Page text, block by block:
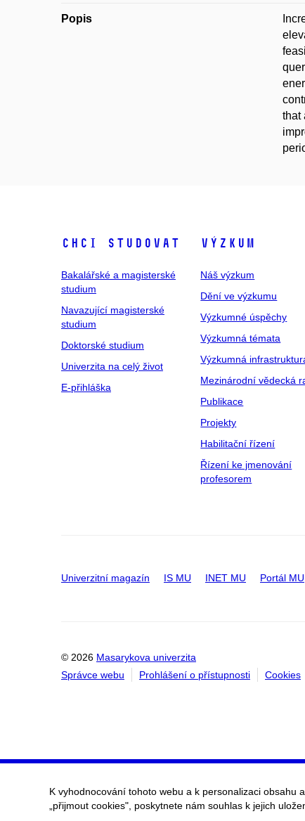
Popis
that
Chci studovat
Bakalářské a magisterské
studium
Navazující magisterské
studium
Doktorské studium
Univerzita na celý život
E-přihláška
Výzkum
Náš výzkum
Dění ve výzkumu
Výzkumné úspěchy
Výzkumná témata
Výzkumná
Mezinárodní vědecká
Publikace
Projekty
Habilitační řízení
Řízení ke jmenování
profesorem
Univerzitní magazín IS MU INET MU Portál MU
© 2026 Masarykova univerzita
Správce webu
Prohlášení o přístupnosti Cookies
K vyhodnocování tohoto webu a k personalizaci obsahu
„přijmout cookies", poskytnete nám souhlas k jejich